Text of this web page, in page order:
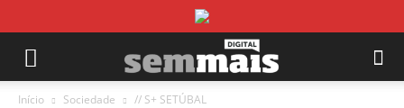
Início Sociedade // S+ SETÚBAL